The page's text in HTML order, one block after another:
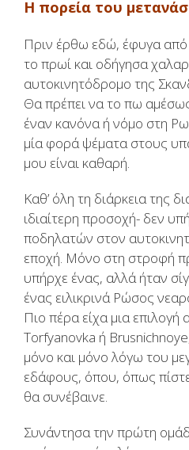
Η πορεία του
Πριν έρθω εδώ, έφυγα
το πρωί και οδήγησα
αυτοκινητόδρομο της
Θα πρέπει να το πω
έναν κανόνα ή νόμο στη
μία φορά ψέματα στους
μου είναι καθαρή.
Καθ’ όλη τη διάρκεια της
ιδιαίτερη προσοχή- δεν
ποδηλατών στον
εποχή. Μόνο στη στροφή
υπήρχε ένας, αλλά ήταν
ένας ειλικρινά Ρώσος
Πιο πέρα είχα μια
Torfyanovka ή
μόνο και μόνο λόγω του
εδάφους, όπου, όπως
θα συνέβαινε.
Συνάντησα την πρώτη